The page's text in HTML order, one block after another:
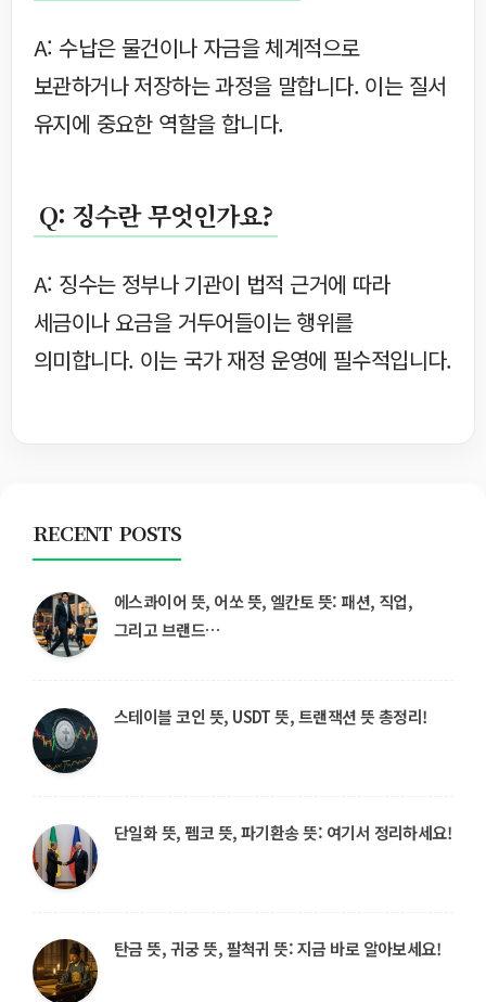
A: 수납은 물건이나 자금을 체계적으로
보관하거나 저장하는 과정을 말합니다. 이는 질서
유지에 중요한 역할을 합니다.
Q: 징수란 무엇인가요?
A: 징수는 정부나 기관이 법적 근거에 따라
세금이나 요금을 거두어들이는 행위를
의미합니다. 이는 국가 재정 운영에 필수적입니다.
RECENT POSTS
에스콰이어 뜻, 어쏘 뜻, 엘칸토 뜻: 패션, 직업,
그리고 브랜드…
스테이블 코인 뜻, USDT 뜻, 트랜잭션 뜻 총정리!
단일화 뜻, 펨코 뜻, 파기환송 뜻: 여기서 정리하세요!
탄금 뜻, 귀궁 뜻, 팔척귀 뜻: 지금 바로 알아보세요!